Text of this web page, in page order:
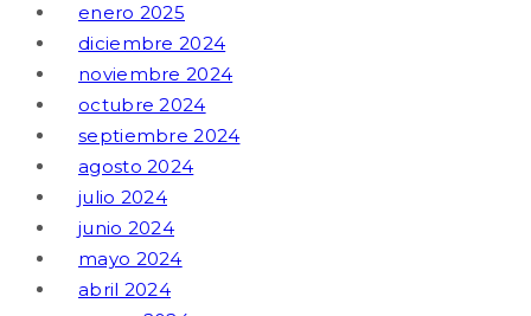
enero 2025
diciembre 2024
noviembre 2024
octubre 2024
septiembre 2024
agosto 2024
julio 2024
junio 2024
mayo 2024
abril 2024